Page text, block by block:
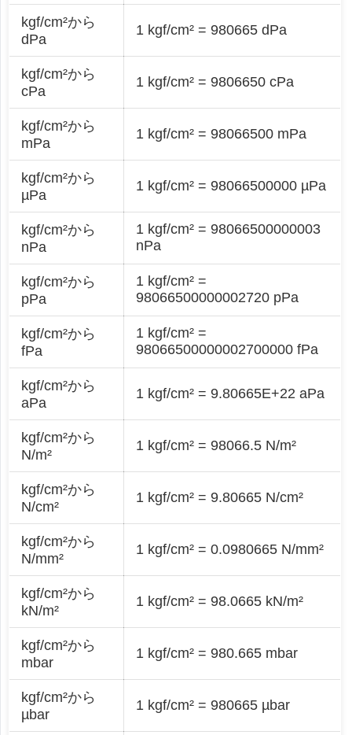
kgf/cm²から
dPa
1 kgf/cm² = 980665 dPa
kgf/cm²から
cPa
1 kgf/cm² = 9806650 cPa
kgf/cm²から
mPa
1 kgf/cm² = 98066500 mPa
kgf/cm²から
µPa
1 kgf/cm² = 98066500000 µPa
kgf/cm²から
nPa
1 kgf/cm² = 98066500000003
nPa
kgf/cm²から
pPa
1 kgf/cm² =
98066500000002720 pPa
kgf/cm²から
fPa
1 kgf/cm² =
98066500000002700000 fPa
kgf/cm²から
aPa
1 kgf/cm² = 9.80665E+22 aPa
kgf/cm²から
N/m²
1 kgf/cm² = 98066.5 N/m²
kgf/cm²から
N/cm²
1 kgf/cm² = 9.80665 N/cm²
kgf/cm²から
N/mm²
1 kgf/cm² = 0.0980665 N/mm²
kgf/cm²から
kN/m²
1 kgf/cm² = 98.0665 kN/m²
kgf/cm²から
mbar
1 kgf/cm² = 980.665 mbar
kgf/cm²から
µbar
1 kgf/cm² = 980665 µbar